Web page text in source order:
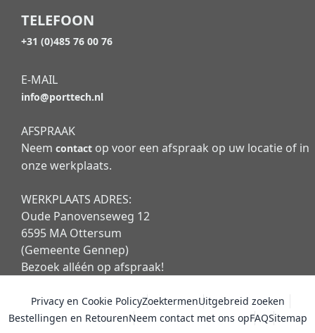
TELEFOON
+31 (0)485 76 00 76
E-MAIL
info@porttech.nl
AFSPRAAK
Neem contact op voor een afspraak op uw locatie of in
onze werkplaats.
WERKPLAATS ADRES:
Oude Panovenseweg 12
6595 MA Ottersum
(Gemeente Gennep)
Bezoek alléén op afspraak!
Privacy en Cookie PolicyZoektermenUitgebreid zoeken
Bestellingen en RetourenNeem contact met ons opFAQSitemap